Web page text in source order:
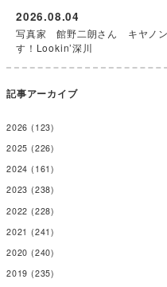
写真家 館野二朗さん キヤノン
す！Lookin’深川
2026.08.04
記事アーカイブ
2026 (123)
2025 (226)
2024 (161)
2023 (238)
2022 (228)
2021 (241)
2020 (240)
2019 (235)